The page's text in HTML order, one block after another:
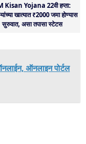
Kisan Yojana 22वी हप्ता:
खात्यात ₹2000 जमा होण्यास
सुरुवात, असा तपासा स्टेटस
ऑनलाइन पोर्टल